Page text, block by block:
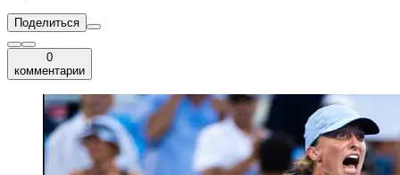
Поделиться
0
комментарии